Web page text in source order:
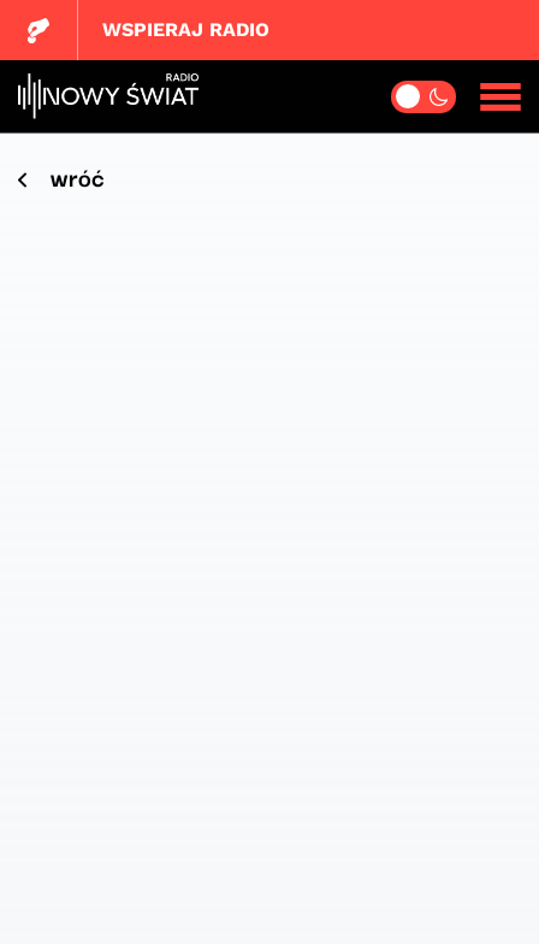
WSPIERAJ RADIO
wróć